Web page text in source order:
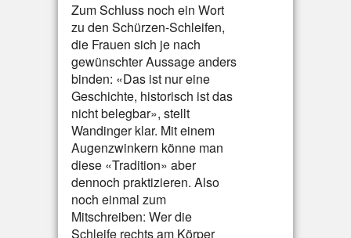
Zum Schluss noch ein Wort
zu den Schürzen-Schleifen,
die Frauen sich je nach
gewünschter Aussage anders
binden: «Das ist nur eine
Geschichte, historisch ist das
nicht belegbar», stellt
Wandinger klar. Mit einem
Augenzwinkern könne man
diese «Tradition» aber
dennoch praktizieren. Also
noch einmal zum
Mitschreiben: Wer die
Schleife rechts am Körper